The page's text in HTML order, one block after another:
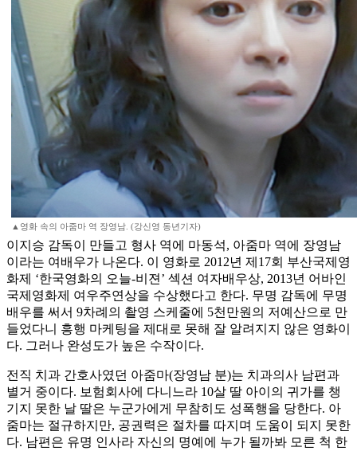
▲영화 속의 아줌마 역 장영남. (강신영 동년기자)
이지승 감독이 만들고 형사 역에 마동석, 아줌마 역에 장영남
이라는 여배우가 나온다. 이 영화로 2012년 제17회 부산국제영
화제 ‘한국영화의 오늘-비젼’ 섹션 여자배우상, 2013년 어바인
국제영화제 여우주연상을 수상했다고 한다. 무명 감독에 무명
배우를 써서 9차례의 촬영 스케줄에 5천만원의 저예산으로 만
들었다니 흥행 마케팅을 제대로 못해 잘 알려지지 않은 영화이
다. 그러나 완성도가 높은 수작이다.
전직 치과 간호사였던 아줌마(장영남 분)는 치과의사 남편과
별거 중이다. 보험회사에 다니느라 10살 딸 아이의 귀가를 챙
기지 못한 날 딸은 누군가에게 무참히도 성폭행을 당한다. 아
줌마는 절규하지만, 공권력은 절차를 따지며 도움이 되지 못한
다. 남편은 유명 인사라 자신의 명예에 누가 될까봐 모른 척 한